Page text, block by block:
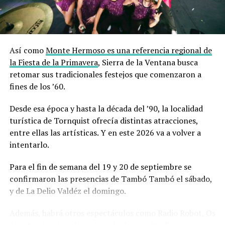
Teatroe intervenciones artísticas:
*Impro delivery celebra sus 20 años
Primera (Alvarado 818)
Teatro Instantáneo, en el cual nunca se sabe lo que va a
ocurrir. Es interacción pura volcada al escenario para
*StandUp por Julián Bellese
Viernes 7 – 21 hs – Don Bosco Teatro (Rondeau 119)
argentino, llega a Bahía con un show totalmente
renovado. Entradas: desde $40.000, disponibles en
ticketbahia.com
Así comoMonte Hermoso es una referencia regional de
la Fiesta de la Primavera, Sierra de la Ventana busca
retomar sus tradicionales festejos que comenzaron a
fines de los ’60.
Desde esa época y hasta la década del ’90, la localidad
turística de Tornquist ofrecía distintas atracciones,
entre ellas las artísticas. Y en este 2026 va a volver a
intentarlo.
Para el fin de semana del 19 y 20 de septiembre se
confirmaron las presencias de Tambó Tambó el sábado,
y de La Delio Valdéz el domingo.